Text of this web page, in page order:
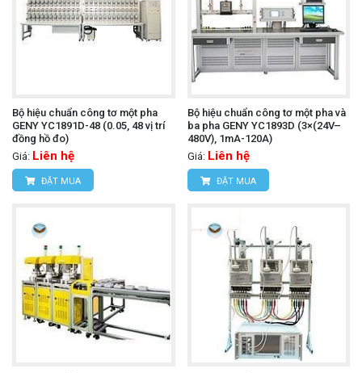
Bộ hiệu chuẩn công tơ một pha
GENY YC1891D-48 (0.05, 48 vị trí
đồng hồ đo)
Giá: Liên hệ
ĐẶT MUA
Bộ hiệu chuẩn công tơ một pha và
ba pha GENY YC1893D (3×(24V–
480V), 1mA-120A)
Giá: Liên hệ
ĐẶT MUA